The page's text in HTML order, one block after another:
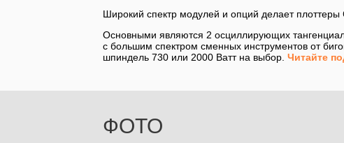
Широкий спектр модулей и опций делает
Основными являются 2 осциллирующих
с большим спектром сменных инструментов от
шпиндель 730 или 2000 Ватт на выбор. Читайте
ФОТО